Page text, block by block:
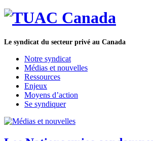
Le syndicat du secteur privé au Canada
Notre syndicat
Médias et nouvelles
Ressources
Enjeux
Moyens d’action
Se syndiquer